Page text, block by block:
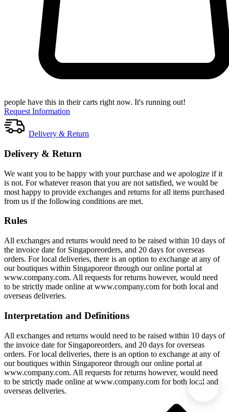
people have this in their carts right now. It's running out!
Request Information
Delivery & Return
Delivery & Return
We want you to be happy with your purchase and we apologize if it
is not. For whatever reason that you are not satisfied, we would be
most happy to provide exchanges and returns for all items purchased
from us if the following conditions are met.
Rules
All exchanges and returns would need to be raised within 10 days of
the invoice date for Singaporeorders, and 20 days for overseas
orders. For local deliveries, there is an option to exchange at any of
our boutiques within Singaporeor through our online portal at
www.company.com. All requests for returns however, would need
to be strictly made online at www.company.com for both local and
overseas deliveries.
Interpretation and Definitions
All exchanges and returns would need to be raised within 10 days of
the invoice date for Singaporeorders, and 20 days for overseas
orders. For local deliveries, there is an option to exchange at any of
our boutiques within Singaporeor through our online portal at
www.company.com. All requests for returns however, would need
to be strictly made online at www.company.com for both local and
overseas deliveries.